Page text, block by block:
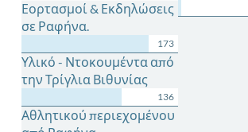
Εορτασμοί & Εκδηλώσεις
σε Ραφήνα.
173
Υλικό - Ντοκουμέντα από
την Τρίγλια Βιθυνίας
136
Αθλητικού περιεχομένου